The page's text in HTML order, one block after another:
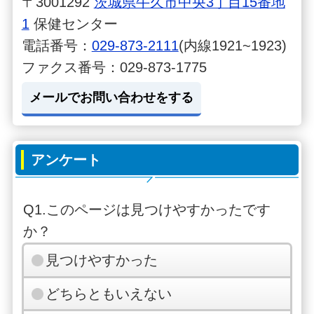
1保健センター
電話番号： 029-873-2111(内線1921~1923)
ファクス番号：029-873-1775
メールでお問い合わせをする
アンケート
Q1.このページは見つけやすかったです
か？
見つけやすかった
どちらともいえない